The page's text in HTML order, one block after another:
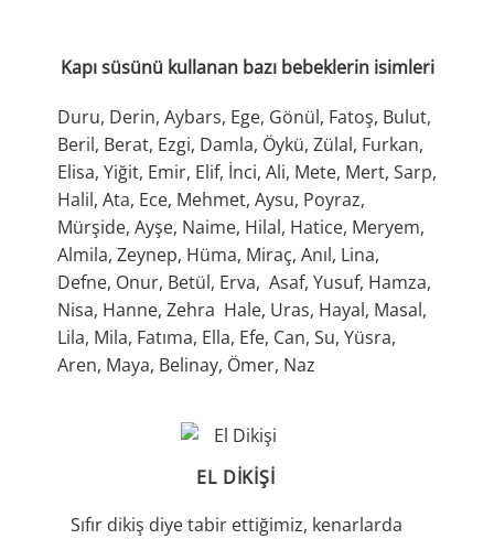
Kapı süsünü kullanan bazı bebeklerin isimleri
Duru, Derin, Aybars, Ege, Gönül, Fatoş, Bulut,
Beril, Berat, Ezgi, Damla, Öykü, Zülal, Furkan,
Elisa, Yiğit, Emir, Elif, İnci, Ali, Mete, Mert, Sarp,
Halil, Ata, Ece, Mehmet, Aysu, Poyraz,
Mürşide, Ayşe, Naime, Hilal, Hatice, Meryem,
Almila, Zeynep, Hüma, Miraç, Anıl, Lina,
Defne, Onur, Betül, Erva, Asaf, Yusuf, Hamza,
Nisa, Hanne, Zehra Hale, Uras, Hayal, Masal,
Lila, Mila, Fatıma, Ella, Efe, Can, Su, Yüsra,
Aren, Maya, Belinay, Ömer, Naz
EL DIKIŞI
Sıfır dikiş diye tabir ettiğimiz, kenarlarda